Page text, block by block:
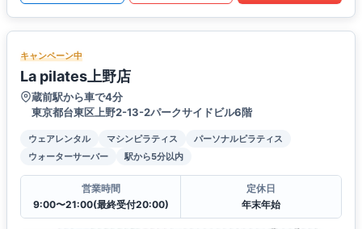
キャンペーン中
La pilates上野店
蔵前駅から車で4分
東京都台東区上野2-13-2パークサイドビル6階
ウェアレンタル マシンピラティス
パーソナルピラティス
ウォーターサーバー
駅から5分以内
営業時間
9:00〜21:00(最終受付20:00)
定休日
年末年始